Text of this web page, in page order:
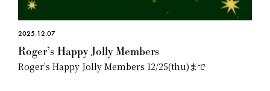
2025.12.07
Roger’s Happy Jolly Members
Roger's Happy Jolly Members 12/25(thu)まで